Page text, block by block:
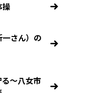
操
さん）の
～八女市